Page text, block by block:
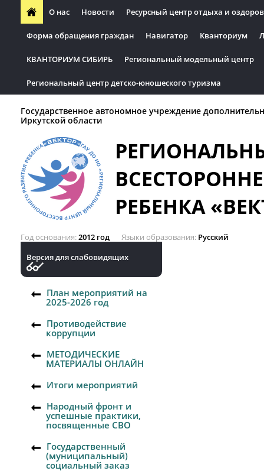
О нас Новости Ресурсный центр отдыха и
Форма обращения граждан Навигатор Кванториум
КВАНТОРИУМ СИБИРЬ Региональный модельный центр
Региональный центр детско-юношеского туризма
Государственное автономное учреждение
Иркутской области
РЕБЕНКА
Год основания 2012 год Языки образования Русский
Версия для слабовидящих
План мероприятий на
2025-2026 год
Противодействие
коррупции
МЕТОДИЧЕСКИЕ
МАТЕРИАЛЫ ОНЛАЙН
Итоги мероприятий
Народный фронт и
успешные практики,
посвященные СВО
Государственный
(муниципальный)
социальный заказ